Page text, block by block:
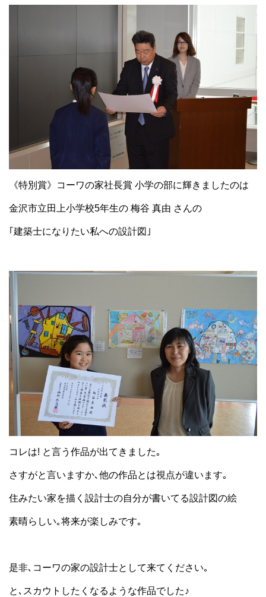
《特別賞》コーワの家社長賞 小学の部に輝きましたのは
金沢市立田上小学校5年生の 梅谷 真由 さんの
｢建築士になりたい私への設計図｣
コレは! と言う作品が出てきました｡
さすがと言いますか､他の作品とは視点が違います｡
住みたい家を描く設計士の自分が書いてる設計図の絵
素晴らしい｡将来が楽しみです｡
是非､コーワの家の設計士として来てください｡
と､スカウトしたくなるような作品でした♪